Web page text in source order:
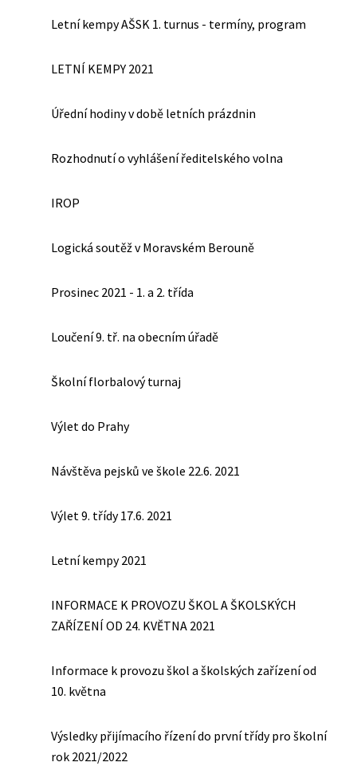
Letní kempy AŠSK 1. turnus - termíny, program
LETNÍ KEMPY 2021
Úřední hodiny v době letních prázdnin
Rozhodnutí o vyhlášení ředitelského volna
IROP
Logická soutěž v Moravském Berouně
Prosinec 2021 - 1. a 2. třída
Loučení 9. tř. na obecním úřadě
Školní florbalový turnaj
Výlet do Prahy
Návštěva pejsků ve škole 22.6. 2021
Výlet 9. třídy 17.6. 2021
Letní kempy 2021
INFORMACE K PROVOZU ŠKOL A ŠKOLSKÝCH
ZAŘÍZENÍ OD 24. KVĚTNA 2021
Informace k provozu škol a školských zařízení od
10. května
Výsledky přijímacího řízení do první třídy pro školní
rok 2021/2022